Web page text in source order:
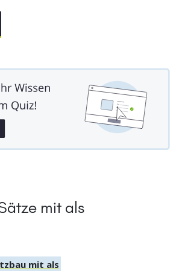
mit als
mit als